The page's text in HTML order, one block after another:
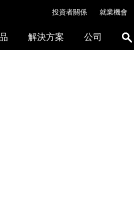
投資者關係 就業機會
解決方案 公司